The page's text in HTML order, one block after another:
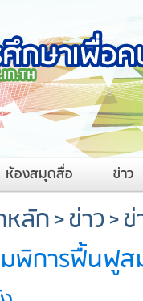
ห้องสมุดสื่อ ข่าว
หลัก>ข่าว>
พิการฟื้นฟูส